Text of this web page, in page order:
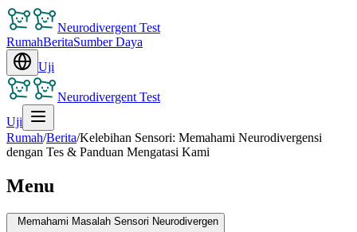
Neurodivergent Test
RumahBeritaSumber Daya
Uji
Neurodivergent Test
Uji
Rumah/Berita/Kelebihan Sensori: Memahami Neurodivergensi
dengan Tes & Panduan Mengatasi Kami
Menu
Memahami Masalah Sensori Neurodivergen